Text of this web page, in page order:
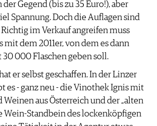
Gegend (bis zu 35 Euro!), aber
Spannung. Doch die Auflagen sind
im Verkauf angreifen muss
mit dem 2011er, von dem es dann
30 000 Flaschen geben soll.
er selbst geschaffen. In der Linzer
es - ganz neu - die Vinothek Ignis mit
Weinen aus Österreich und der „alten
Wein-Standbein des lockenköpfigen